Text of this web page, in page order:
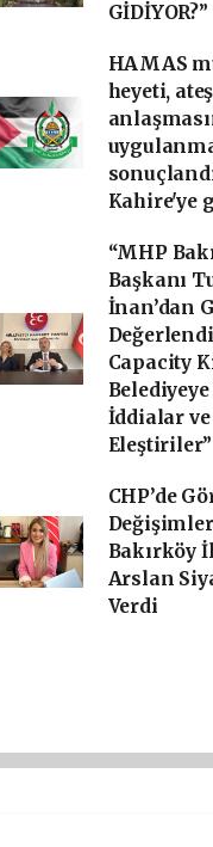
GİDİYOR?”
HAMAS
heyeti,
Kahire'ye
“MHP
Başkanı
İnan’dan
Capacity
İddialar ve
Eleştiriler”
CHP’de
Bakırköy
Arslan
Verdi